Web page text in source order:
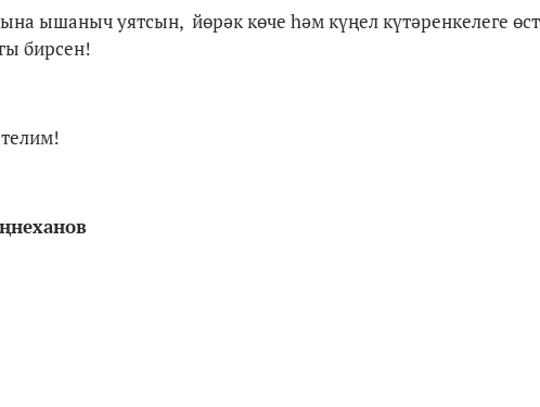
ышаныч уятсын, йөрәк көче һәм күңел күтәренкелеге
бирсен!